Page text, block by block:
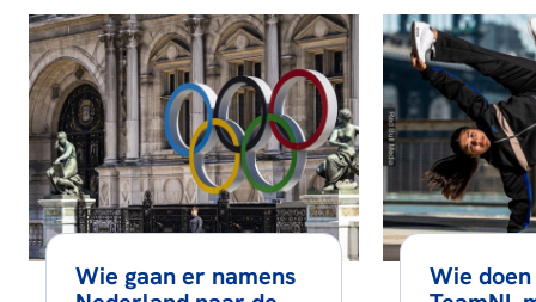
Wie gaan er namens
Wie